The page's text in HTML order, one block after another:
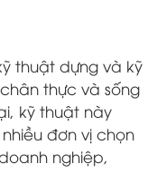
thuật dựng và kỹ
thực và sống
kỹ thuật này
đơn vị chọn
nghiệp,